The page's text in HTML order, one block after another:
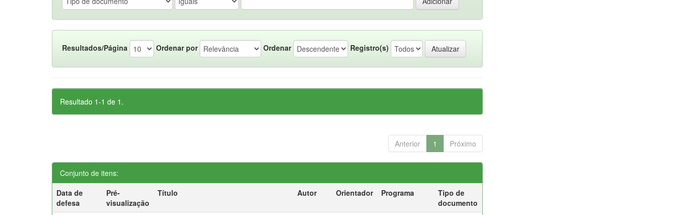
Resultados/Página Ordenar por Ordenar Registro(s)
Resultado 1-1 de 1.
Anterior 1 Próximo
Conjunto de itens:
Data de
defesa
Pré-
visualização
Título Autor Orientador Programa
Tipo de
documento